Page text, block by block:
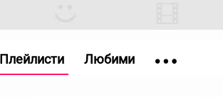
Плейлисти Любими